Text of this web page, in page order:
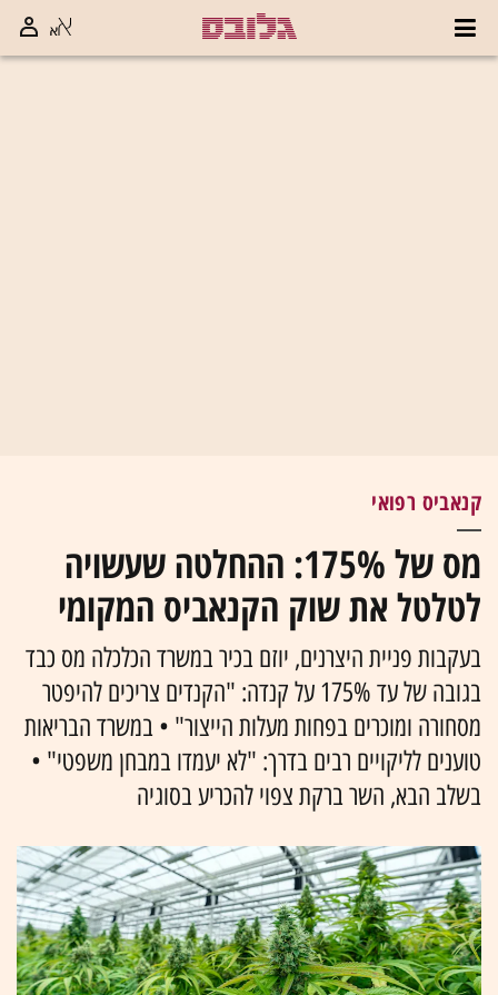
קנאביס רפואי
מס של 175%: ההחלטה שעשויה
לטלטל את שוק הקנאביס המקומי
בעקבות פניית היצרנים, יוזם בכיר במשרד הכלכלה מס כבד
בגובה של עד 175% על קנדה: "הקנדים צריכים להיפטר
מסחורה ומוכרים בפחות מעלות הייצור" • במשרד הבריאות
טוענים לליקויים רבים בדרך: "לא יעמדו במבחן משפטי" •
בשלב הבא, השר ברקת צפוי להכריע בסוגיה